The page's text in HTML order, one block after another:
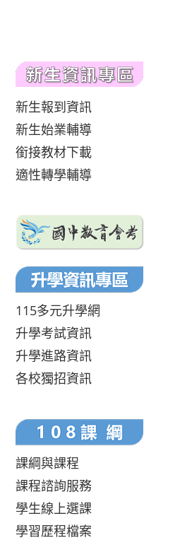
新生報到資訊
新生始業輔導
銜接教材下載
適性轉學輔導
115多元升學網
升學考試資訊
升學進路資訊
各校獨招資訊
課綱與課程
課程諮詢服務
學生線上選課
學習歷程檔案